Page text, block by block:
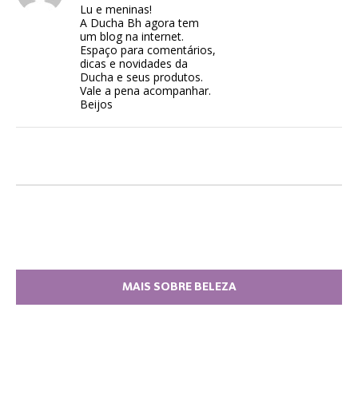
Lu e meninas!
A Ducha Bh agora tem
um blog na internet.
Espaço para comentários,
dicas e novidades da
Ducha e seus produtos.
Vale a pena acompanhar.
Beijos
MAIS SOBRE BELEZA